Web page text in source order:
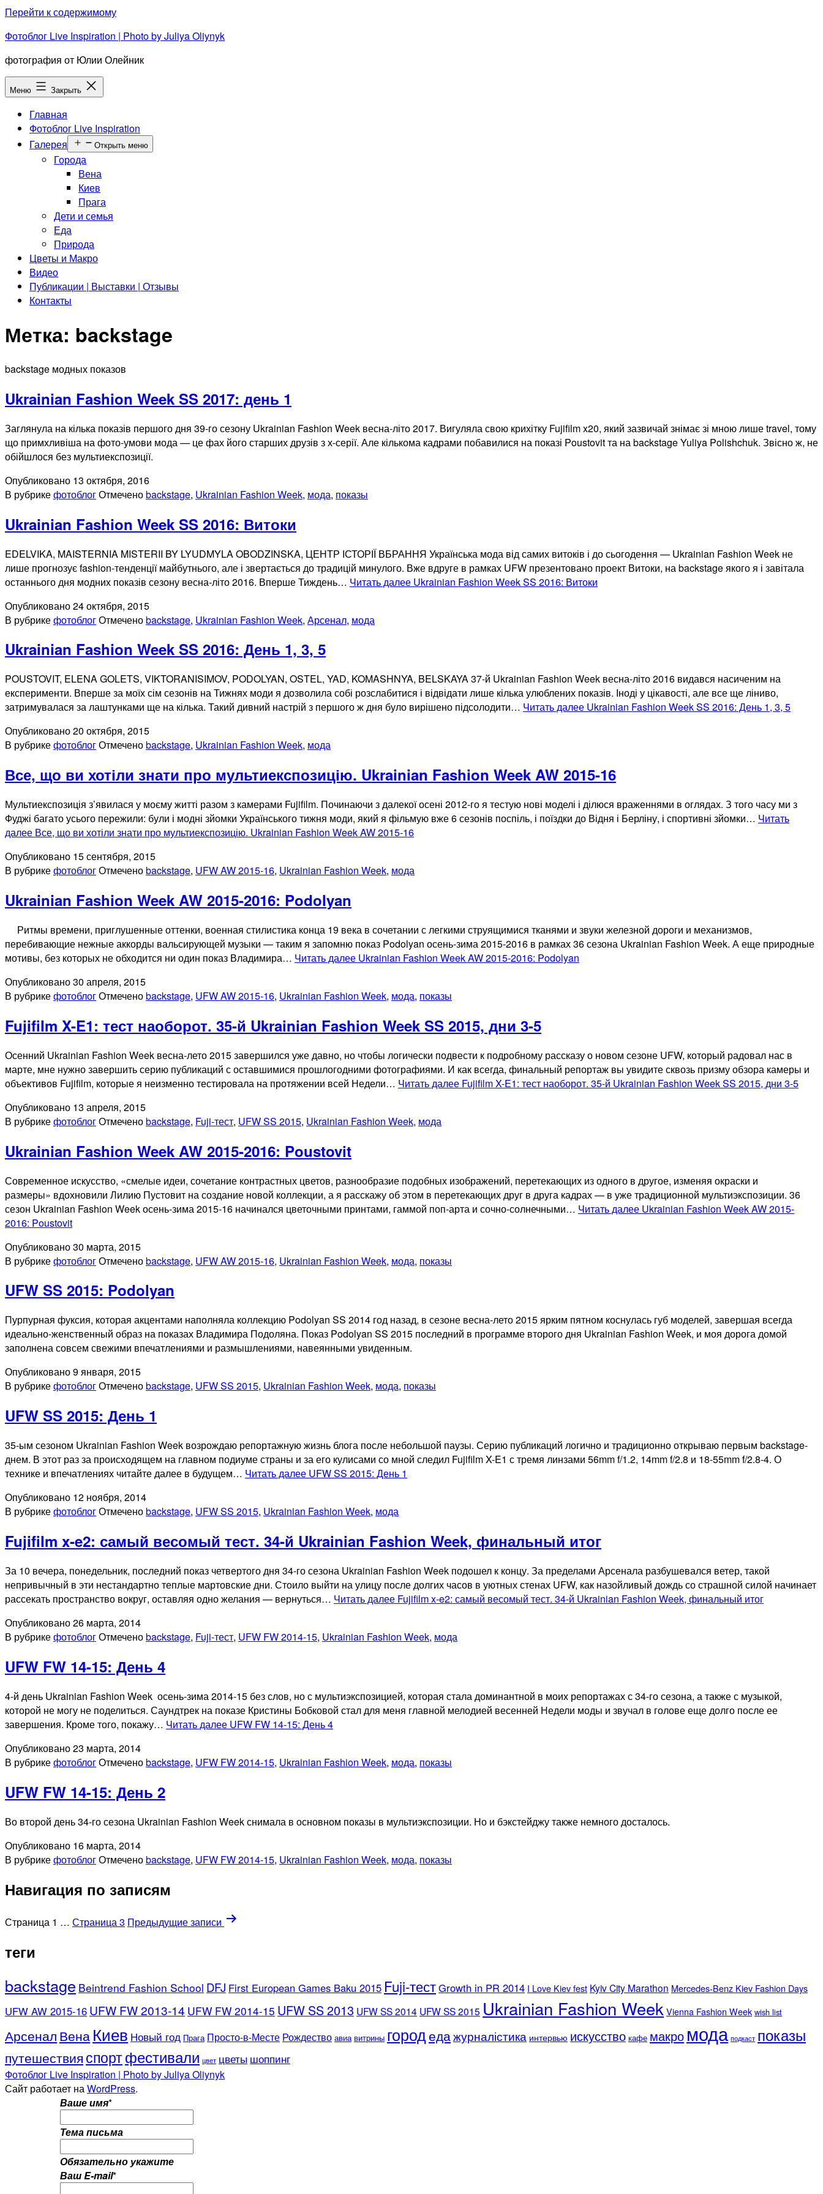
Перейти к содержимому
Фотоблог Live Inspiration | Photo by Juliya Oliynyk
фотография от Юлии Олейник
Меню Закрыть
Главная
Фотоблог Live Inspiration
Галерея
Открыть меню
Города
Вена
Киев
Прага
Дети и семья
Еда
Природа
Цветы и Макро
Видео
Публикации | Выставки | Отзывы
Контакты
Метка: backstage
backstage модных показов
Ukrainian Fashion Week SS 2017: день 1
Заглянула на кілька показів першого дня 39-го сезону Ukrainian Fashion Week весна-літо 2017. Вигуляла свою крихітку Fujifilm x20, який зазвичай знімає зі мною лише travel, тому
що примхливіша на фото-умови мода — це фах його старших друзів з х-серії. Але кількома кадрами побавилися на показі Poustovit та на backstage Yuliya Polishchuk. Звісно ж, не
обійшлося без мультиекспозиції.
Опубликовано 13 октября, 2016
В рубрикефотоблогОтмеченоbackstage, Ukrainian Fashion Week, мода, показы
Ukrainian Fashion Week SS 2016: Витоки
EDELVIKA, MAISTERNIA MISTERII BY LYUDMYLA OBODZINSKA, ЦЕНТР ІСТОРІЇ ВБРАННЯ Українська мода від самих витоків і до сьогодення — Ukrainian Fashion Week не
лише прогнозує fashion-тенденції майбутнього, але і звертається до традицій минулого. Вже вдруге в рамках UFW презентовано проект Витоки, на backstage якого я і завітала
останнього дня модних показів сезону весна-літо 2016. Вперше Тиждень… Читать далее Ukrainian Fashion Week SS 2016: Витоки
Опубликовано24 октября, 2015
В рубрикефотоблогОтмеченоbackstage, Ukrainian Fashion Week, Арсенал, мода
Ukrainian Fashion Week SS 2016: День 1, 3, 5
POUSTOVIT, ELENA GOLETS, VIKTORANISIMOV, PODOLYAN, OSTEL, YAD, KOMASHNYA, BELSKAYA 37-й Ukrainian Fashion Week весна-літо 2016 видався насиченим на
експерименти. Вперше за моїх сім сезонів на Тижнях моди я дозволила собі розслабитися і відвідати лише кілька улюблених показів. Іноді у цікавості, але все ще ліниво,
затримувалася за лаштунками ще на кілька. Такий дивний настрій з першого ж дня було вирішено підсолодити… Читать далее Ukrainian Fashion Week SS 2016: День 1, 3, 5
Опубликовано20 октября, 2015
В рубрикефотоблогОтмеченоbackstage, Ukrainian Fashion Week, мода
Все, що ви хотіли знати про мультиекспозицію. Ukrainian Fashion Week AW 2015-16
Мультиекспозиція з’явилася у моєму житті разом з камерами Fujifilm. Починаючи з далекої осені 2012-го я тестую нові моделі і ділюся враженнями в оглядах. З того часу ми з
Фуджі багато усього пережили: були і модні зйомки Українського тижня моди, який я фільмую вже 6 сезонів поспіль, і поїздки до Відня і Берліну, і спортивні зйомки… Читать
далее Все, що ви хотіли знати про мультиекспозицію. Ukrainian Fashion Week AW 2015-16
Опубликовано 15 сентября, 2015
В рубрикефотоблогОтмеченоbackstage, UFW AW 2015-16, Ukrainian Fashion Week, мода
Ukrainian Fashion Week AW 2015-2016: Podolyan
Ритмы времени, приглушенные оттенки, военная стилистика конца 19 века в сочетании с легкими струящимися тканями и звуки железной дороги и механизмов,
перебивающие нежные аккорды вальсирующей музыки — таким я запомню показ Podolyan осень-зима 2015-2016 в рамках 36 сезона Ukrainian Fashion Week. А еще природные
мотивы, без которых не обходится ни один показ Владимира… Читать далее Ukrainian Fashion Week AW 2015-2016: Podolyan
Опубликовано30 апреля, 2015
В рубрикефотоблогОтмеченоbackstage, UFW AW 2015-16, Ukrainian Fashion Week, мода, показы
Fujifilm X-E1: тест наоборот. 35-й Ukrainian Fashion Week SS 2015, дни 3-5
Осенний Ukrainian Fashion Week весна-лето 2015 завершился уже давно, но чтобы логически подвести к подробному рассказу о новом сезоне UFW, который радовал нас в
марте, мне нужно завершить серию публикаций с оставшимися прошлогодними фотографиями. И как всегда, финальный репортаж вы увидите сквозь призму обзора камеры и
объективов Fujifilm, которые я неизменно тестировала на протяжении всей Недели… Читать далее Fujifilm X-E1: тест наоборот. 35-й Ukrainian Fashion Week SS 2015, дни 3-5
Опубликовано 13 апреля, 2015
В рубрикефотоблогОтмеченоbackstage, Fuji-тест, UFW SS 2015, Ukrainian Fashion Week, мода
Ukrainian Fashion Week AW 2015-2016: Poustovit
Современное искусство, «смелые идеи, сочетание контрастных цветов, разнообразие подобных изображений, перетекающих из одного в другое, изменяя окраски и
размеры» вдохновили Лилию Пустовит на создание новой коллекции, а я расскажу об этом в перетекающих друг в друга кадрах — в уже традиционной мультиэкспозиции. 36
сезон Ukrainian Fashion Week осень-зима 2015-16 начинался цветочными принтами, гаммой поп-арта и сочно-солнечными… Читать далее Ukrainian Fashion Week AW 2015-
2016: Poustovit
Опубликовано30 марта, 2015
В рубрикефотоблогОтмеченоbackstage, UFW AW 2015-16, Ukrainian Fashion Week, мода, показы
UFW SS 2015: Podolyan
Пурпурная фуксия, которая акцентами наполняла коллекцию Podolyan SS 2014 год назад, в сезоне весна-лето 2015 ярким пятном коснулась губ моделей, завершая всегда
идеально-женственный образ на показах Владимира Подоляна. Показ Podolyan SS 2015 последний в программе второго дня Ukrainian Fashion Week, и моя дорога домой
заполнена совсем свежими впечатлениями и размышлениями, навеянными увиденным.
Опубликовано9 января, 2015
В рубрикефотоблогОтмеченоbackstage, UFW SS 2015, Ukrainian Fashion Week, мода, показы
UFW SS 2015: День 1
35-ым сезоном Ukrainian Fashion Week возрождаю репортажную жизнь блога после небольшой паузы. Серию публикаций логично и традиционно открываю первым backstage-
днем. В этот раз за происходящем на главном подиуме страны и за его кулисами со мной следил Fujifilm X-E1 с тремя линзами 56mm f/1.2, 14mm f/2.8 и 18-55mm f/2.8-4. О
технике и впечатлениях читайте далее в будущем… Читать далее UFW SS 2015: День 1
Опубликовано 12 ноября, 2014
В рубрикефотоблогОтмеченоbackstage, UFW SS 2015, Ukrainian Fashion Week, мода
Fujifilm x-e2: самый весомый тест. 34-й Ukrainian Fashion Week, финальный итог
За 10 вечера, понедельник, последний показ четвертого дня 34-го сезона Ukrainian Fashion Week подошел к концу. За пределами Арсенала разбушевался ветер, такой
непривычный в эти нестандартно теплые мартовские дни. Стоило выйти на улицу после долгих часов в уютных стенах UFW, как назойливый дождь со страшной силой начинает
рассекать пространство вокруг, оставляя одно желания — вернуться… Читать далее Fujifilm x-e2: самый весомый тест. 34-й Ukrainian Fashion Week, финальный итог
Опубликовано26 марта, 2014
В рубрикефотоблогОтмеченоbackstage, Fuji-тест, UFW FW 2014-15, Ukrainian Fashion Week, мода
UFW FW 14-15: День 4
4-й день Ukrainian Fashion Week осень-зима 2014-15 без слов, но с мультиэкспозицией, которая стала доминантной в моих репортажах с 34-го сезона, а также с музыкой,
которой не могу не поделиться. Саундтрек на показе Кристины Бобковой стал для меня главной мелодией весенней Недели моды и звучал в голове еще долго после ее
завершения. Кроме того, покажу… Читать далее UFW FW 14-15: День 4
Опубликовано23 марта, 2014
В рубрикефотоблогОтмеченоbackstage, UFW FW 2014-15, Ukrainian Fashion Week, мода, показы
UFW FW 14-15: День 2
Во второй день 34-го сезона Ukrainian Fashion Week снимала в основном показы в мультиэкспозиции. Но и бэкстейджу также немного досталось.
Опубликовано 16 марта, 2014
В рубрикефотоблогОтмеченоbackstage, UFW FW 2014-15, Ukrainian Fashion Week, мода, показы
Навигация по записям
Страница 1 … Страница 3 Предыдущиезаписи
теги
backstage Beintrend Fashion School DFJ First European Games Baku 2015 Fuji-тестGrowth in PR 2014 I Love Kiev fest Kyiv City Marathon Mercedes-Benz Kiev Fashion Days
UFW AW 2015-16 UFW FW 2013-14 UFW FW 2014-15 UFW SS 2013 UFW SS 2014 UFW SS 2015 Ukrainian Fashion Week Vienna Fashion Week wish list
Арсенал Вена Киев Новый год Прага Просто-в-Месте Рождество авиа витрины городедажурналістика интервью искусство кафе макро мода подкаст показы
путешествия спортфестивали цвет цветы шоппинг
Фотоблог Live Inspiration | Photo by Juliya Oliynyk
Сайт работает наWordPress.
Ваше имя*
Тема письма
Обязательно укажите
Ваш E-mail*